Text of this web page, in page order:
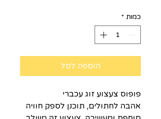
כמות *
הוספה לסל
פופוס צעצוע זוג עכברי
אהבה לחתולים, תוכנן לספק חוויה